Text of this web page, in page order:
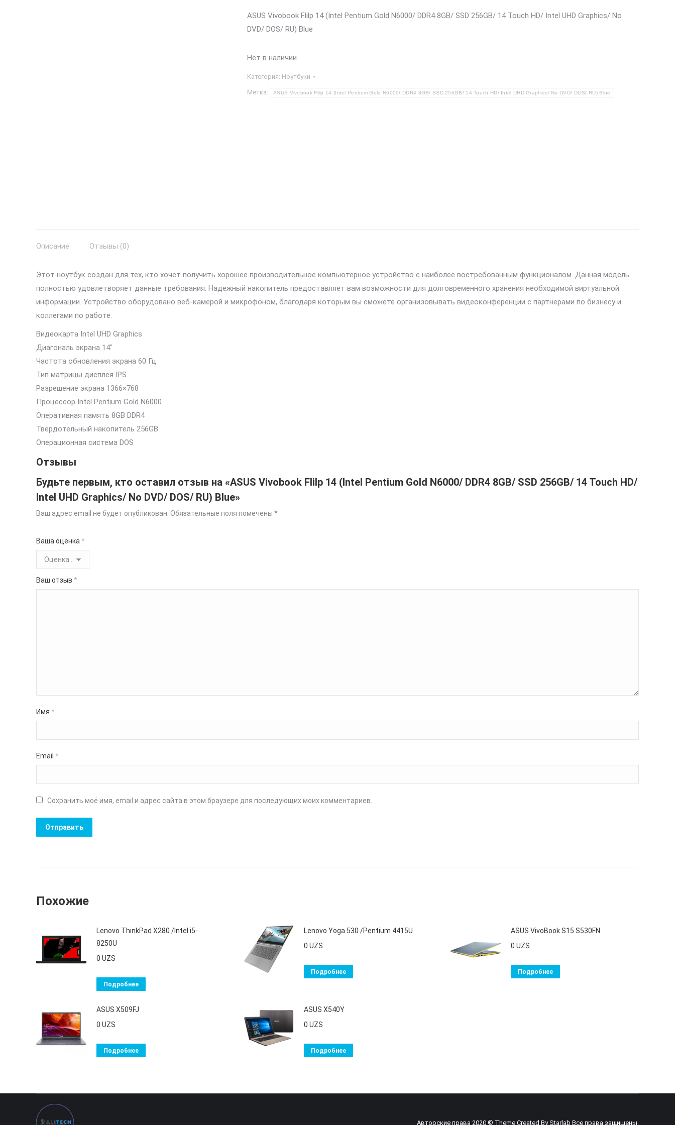
ASUS Vivobook Flilp 14 (Intel Pentium Gold N6000/ DDR4 8GB/ SSD 256GB/ 14 Touch HD/ Intel UHD Graphics/ No
DVD/ DOS/ RU) Blue
Нет в наличии
Категория: Ноутбуки
Метка: ASUS Vivobook Flilp 14 (Intel Pentium Gold N6000/ DDR4 8GB/ SSD 256GB/ 14 Touch HD/ Intel UHD Graphics/ No DVD/ DOS/ RU) Blue
Описание Отзывы (0)
Этот ноутбук создан для тех, кто хочет получить хорошее производительное компьютерное устройство с наиболее востребованным функционалом. Данная модель
полностью удовлетворяет данные требования. Надежный накопитель предоставляет вам возможности для долговременного хранения необходимой виртуальной
информации. Устройство оборудовано веб-камерой и микрофоном, благодаря которым вы сможете организовывать видеоконференции с партнерами по бизнесу и
коллегами по работе.
Видеокарта Intel UHD Graphics
Диагональ экрана 14″
Частота обновления экрана 60 Гц
Тип матрицы дисплея IPS
Разрешение экрана 1366×768
Процессор Intel Pentium Gold N6000
Оперативная память 8GB DDR4
Твердотельный накопитель 256GB
Операционная система DOS
Отзывы
Будьте первым, кто оставил отзыв на «ASUS Vivobook Flilp 14 (Intel Pentium Gold N6000/ DDR4 8GB/ SSD 256GB/ 14 Touch HD/
Intel UHD Graphics/ No DVD/ DOS/ RU) Blue»
Ваш адрес email не будет опубликован. Обязательные поля помечены *
Ваша оценка *
Ваш отзыв *
Имя *
Email *
Сохранить моё имя, email и адрес сайта в этом браузере для последующих моих комментариев.
Похожие
Lenovo ThinkPad X280 /Intel i5-
8250U
0 UZS
Подробнее
Lenovo Yoga 530 /Pentium 4415U
0 UZS
Подробнее
ASUS VivoBook S15 S530FN
0 UZS
Подробнее
ASUS X509FJ
0 UZS
Подробнее
ASUS X540Y
0 UZS
Подробнее
Авторские права 2020 © Theme Created ByStarlab Все права защищены.